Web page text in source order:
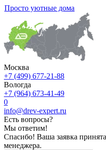
Просто уютные дома
Москва
+7 (499) 677-21-88
Вологда
+7 (964) 673-41-49
0
info@drev-expert.ru
Есть вопросы?
Мы ответим!
Спасибо! Ваша заявка
менеджера.